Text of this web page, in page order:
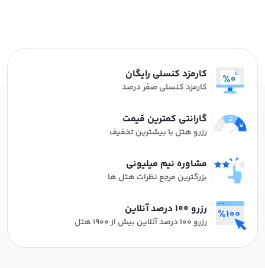
کارمزد کنسلی رایگان
کارمزد کنسلی صفر درصد
گارانتی کمترین قیمت
رزرو هتل با بیشترین تخفیف
مشاوره نیم میلیونی
بزرگترین مرجع نظرات هتل ها
رزرو 100 درصد آنلاین
رزرو 100 درصد آنلاین بیش از 1900 هتل